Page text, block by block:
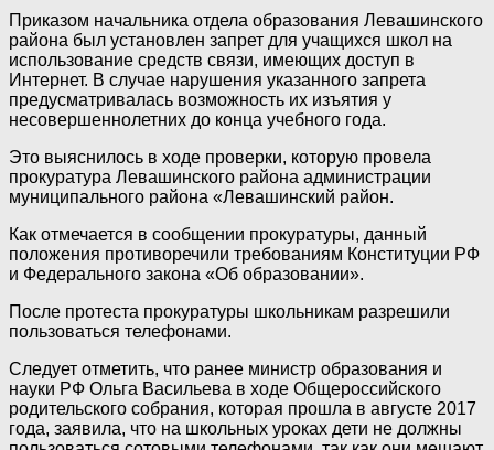
Приказом начальника отдела образования Левашинского
района был установлен запрет для учащихся школ на
использование средств связи, имеющих доступ в
Интернет. В случае нарушения указанного запрета
предусматривалась возможность их изъятия у
несовершеннолетних до конца учебного года.
Это выяснилось в ходе проверки, которую провела
прокуратура Левашинского района администрации
муниципального района «Левашинский район.
Как отмечается в сообщении прокуратуры, данный
положения противоречили требованиям Конституции РФ
и Федерального закона «Об образовании».
После протеста прокуратуры школьникам разрешили
пользоваться телефонами.
Следует отметить, что ранее министр образования и
науки РФ Ольга Васильева в ходе Общероссийского
родительского собрания, которая прошла в августе 2017
года, заявила, что на школьных уроках дети не должны